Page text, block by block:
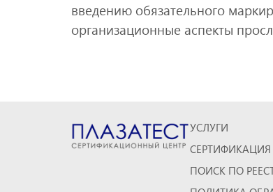
введению обязательного
организационные аспекты
УСЛУГИ
ПОИСК ПО